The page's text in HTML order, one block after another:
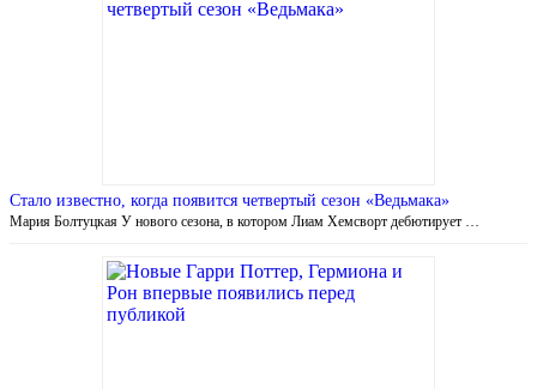
Стало известно, когда появится четвертый сезон «Ведьмака»
Мария Болтуцкая У нового сезона, в котором Лиам Хемсворт дебютирует …